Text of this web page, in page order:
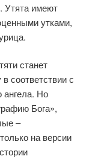
Утята имеют
утками,
станет
соответствии с
ангела. Но
Бога»,
–
на версии